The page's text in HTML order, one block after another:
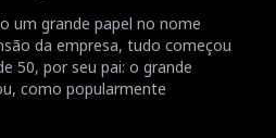
um grande papel no nome
da empresa, tudo começou
50, por seu pai: o grande
como popularmente